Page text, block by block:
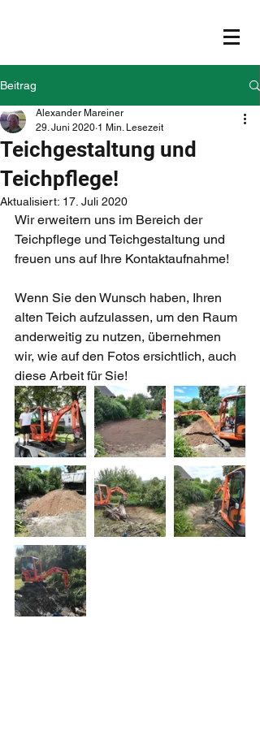
Beitrag
Teichgestaltung und
Teichpflege!
Alexander Mareiner
29. Juni 2020 1 Min. Lesezeit
Aktualisiert: 17. Juli 2020
Wir erweitern uns im Bereich der
Teichpflege und Teichgestaltung und
freuen uns auf Ihre Kontaktaufnahme!
Wenn Sie den Wunsch haben, Ihren
alten Teich aufzulassen, um den Raum
anderweitig zu nutzen, übernehmen
wir, wie auf den Fotos ersichtlich, auch
diese Arbeit für Sie!